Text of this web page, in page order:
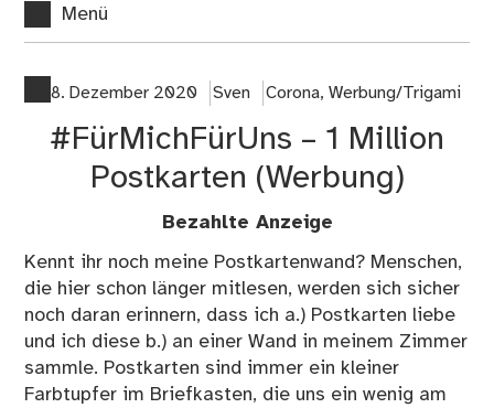
Menü
8. Dezember 2020 Sven Corona, Werbung/Trigami
#FürMichFürUns – 1 Million
Postkarten (Werbung)
Bezahlte Anzeige
Kennt ihr noch meine Postkartenwand? Menschen,
die hier schon länger mitlesen, werden sich sicher
noch daran erinnern, dass ich a.) Postkarten liebe
und ich diese b.) an einer Wand in meinem Zimmer
sammle. Postkarten sind immer ein kleiner
Farbtupfer im Briefkasten, die uns ein wenig am